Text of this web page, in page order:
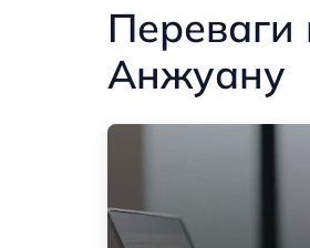
Переваги
Анжуану